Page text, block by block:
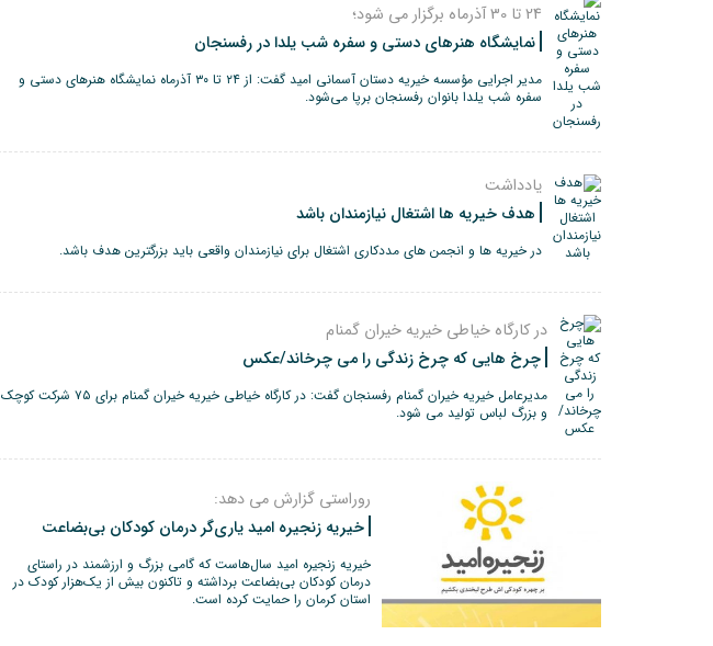
24 تا 30 آذرماه برگزار می شود؛
نمایشگاه هنرهای دستی و سفره شب یلدا در رفسنجان
مدیر اجرایی مؤسسه خیریه دستان آسمانی امید گفت: از ۲۴ تا ۳۰ آذرماه نمایشگاه هنرهای دستی و
سفره شب یلدا بانوان رفسنجان برپا می‌شود.
یادداشت
هدف خیریه ها اشتغال نیازمندان باشد
در خیریه ها و انجمن های مددکاری اشتغال برای نیازمندان واقعی باید بزرگترین هدف باشد.
در کارگاه خیاطی خیریه خیران گمنام
چرخ هایی که چرخ زندگی را می چرخاند/عکس
مدیرعامل خیریه خیران گمنام رفسنجان گفت: در کارگاه خیاطی خیریه خیران گمنام برای ۷۵ شرکت کوچک
و بزرگ لباس تولید می شود.
روراستی گزارش می دهد:
خیریه زنجیره امید یاری‌گر درمان کودکان بی‌بضاعت
خیریه زنجیره امید سال‌هاست که گامی بزرگ و ارزشمند در راستای
درمان کودکان بی‌بضاعت برداشته و تاکنون بیش از یک‌هزار کودک در
استان کرمان را حمایت کرده است.